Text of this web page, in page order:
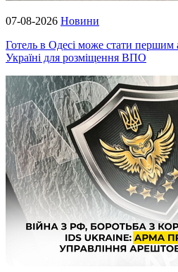
07-08-2026 Новини
Готель в Одесі може стати
Україні для розміщення ВПО